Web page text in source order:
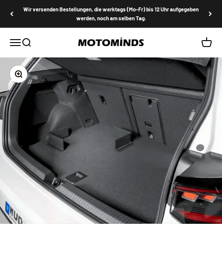
Wir versenden Bestellungen, die werktags (Mo–Fr) bis 12 Uhr aufgegeben
werden, noch am selben Tag.
MenüSuche MOTOMINDS
Bild vergrößern